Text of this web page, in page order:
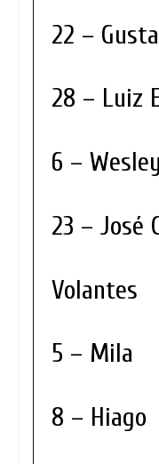
22 –
28 – Luiz
6 –
23 – José
Volantes
5 – Mila
8 – Hiago